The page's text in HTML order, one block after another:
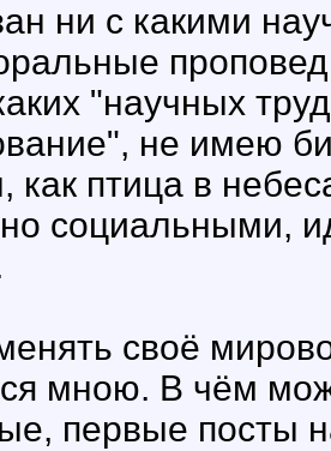
ни с какими
"научных
не имею
как птица в
социальными,
своё
мною. В чём
первые посты